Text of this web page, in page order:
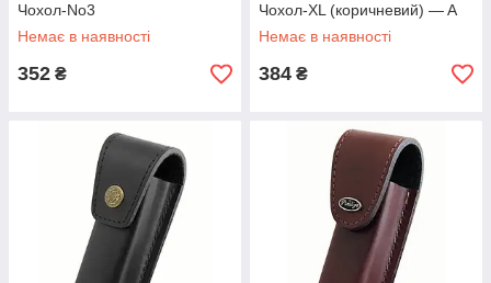
Чохол-No3
Немає в наявності
352 ₴
Чохол-XL (коричневий) — A
Немає в наявності
384 ₴